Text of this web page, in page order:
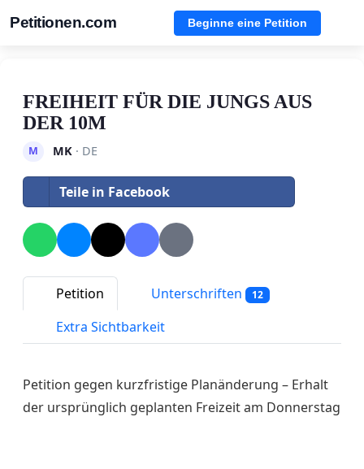
Petitionen.com Beginne eine Petition
FREIHEIT FÜR DIE JUNGS AUS
DER 10M
M MK· DE
Teile in Facebook
Petition Unterschriften 12
Extra Sichtbarkeit
Petition gegen kurzfristige Planänderung – Erhalt
der ursprünglich geplanten Freizeit am Donnerstag